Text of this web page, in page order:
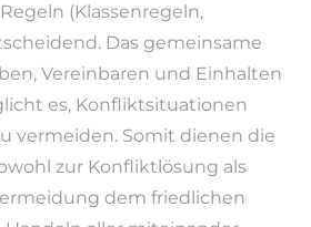
(Klassenregeln,
Das gemeinsame
Vereinbaren und Einhalten
es, Konfliktsituationen
vermeiden. Somit dienen die
zur Konfliktlösung als
dem friedlichen